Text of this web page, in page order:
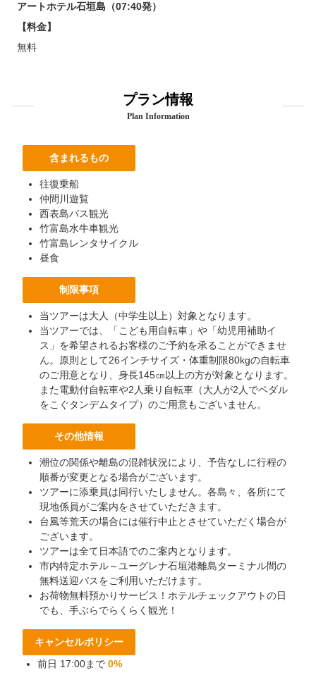
アートホテル石垣島（07:40発）
【料金】
無料
プラン情報
Plan Information
含まれるもの
往復乗船
仲間川遊覧
西表島バス観光
竹富島水牛車観光
竹富島レンタサイクル
昼食
制限事項
当ツアーは大人（中学生以上）対象となります。
当ツアーでは、「こども用自転車」や「幼児用補助イ
ス」を希望されるお客様のご予約を承ることができませ
ん。原則として26インチサイズ・体重制限80kgの自転車
のご用意となり、身長145㎝以上の方が対象となります。
また電動付自転車や2人乗り自転車（大人が2人でペダル
をこぐタンデムタイプ）のご用意もございません。
その他情報
潮位の関係や離島の混雑状況により、予告なしに行程の
順番が変更となる場合がございます。
ツアーに添乗員は同行いたしません。各島々、各所にて
現地係員がご案内をさせていただきます。
台風等荒天の場合には催行中止とさせていただく場合が
ございます。
ツアーは全て日本語でのご案内となります。
市内特定ホテル～ユーグレナ石垣港離島ターミナル間の
無料送迎バスをご利用いただけます。
お荷物無料預かりサービス！ホテルチェックアウトの日
でも、手ぶらでらくらく観光！
キャンセルポリシー
前日 17:00まで 0%